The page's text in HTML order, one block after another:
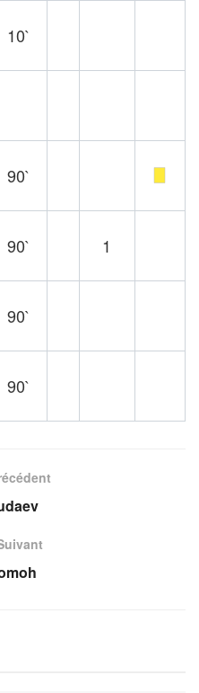
10`
90`
90` 1
90`
90`